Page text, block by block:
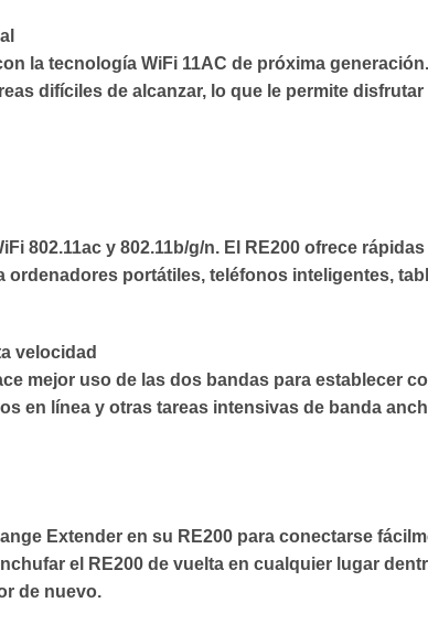
la tecnología WiFi 11AC de próxima
difíciles de alcanzar, lo que le permite
802.11ac y 802.11b/g/n. El RE200 ofrece
portátiles, teléfonos inteligentes,
velocidad
mejor uso de las dos bandas para establecer
en línea y otras tareas intensivas de banda
Extender en su RE200 para conectarse
el RE200 de vuelta en cualquier lugar
de nuevo.